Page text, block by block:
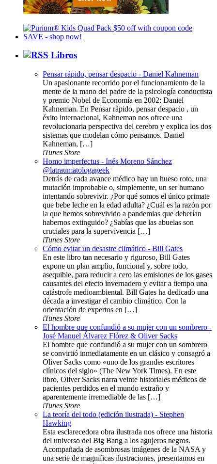
Libros
Pensar rápido, pensar despacio - Daniel Kahneman
Un apasionante recorrido por el funcionamiento de la
mente de la mano del padre de la psicología conductista
y premio Nobel de Economía en 2002: Daniel
Kahneman. En Pensar rápido, pensar despacio , un
éxito internacional, Kahneman nos ofrece una
revolucionaria perspectiva del cerebro y explica los dos
sistemas que modelan cómo pensamos. Daniel
Kahneman, […]
iTunes Store
Homo imperfectus - Inés Moreno Sánchez
@latraumatologageek
Detrás de cada avance médico hay un hueso roto, una
mutación improbable o, simplemente, un ser humano
intentando sobrevivir. ¿Por qué somos el único primate
que bebe leche en la edad adulta? ¿Cuál es la razón por
la que hemos sobrevivido a pandemias que deberían
habernos extinguido? ¿Sabías que las abuelas son
cruciales para la supervivencia […]
iTunes Store
Cómo evitar un desastre climático - Bill Gates
En este libro tan necesario y riguroso, Bill Gates
expone un plan amplio, funcional y, sobre todo,
asequible, para reducir a cero las emisiones de los gases
causantes del efecto invernadero y evitar a tiempo una
catástrofe medioambiental. Bill Gates ha dedicado una
década a investigar el cambio climático. Con la
orientación de expertos en […]
iTunes Store
El hombre que confundió a su mujer con un sombrero -
José Manuel Álvarez Flórez & Oliver Sacks
El hombre que confundió a su mujer con un sombrero
se convirtió inmediatamente en un clásico y consagró a
Oliver Sacks como «uno de los grandes escritores
clínicos del siglo» (The New York Times). En este
libro, Oliver Sacks narra veinte historiales médicos de
pacientes perdidos en el mundo extraño y
aparentemente irremediable de las […]
iTunes Store
La teoría del todo (edición ilustrada) - Stephen
Hawking
Esta esclarecedora obra ilustrada nos ofrece una historia
del universo del Big Bang a los agujeros negros.
Acompañada de asombrosas imágenes de la NASA y
una serie de magníficas ilustraciones, presentamos en